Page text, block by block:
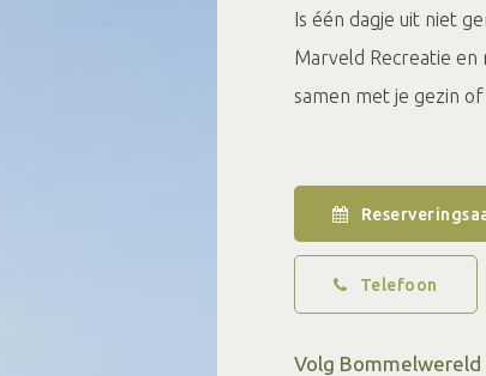
Is één dagje uit niet
Marveld Recreatie en
samen met je gezin
Telefoon
Volg Bommelwereld